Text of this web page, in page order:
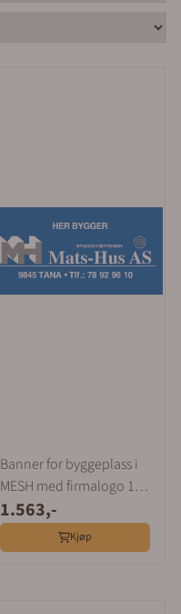
Banner for byggeplass i
MESH med firmalogo 1 x
2 m
1.563,-
Kjøp